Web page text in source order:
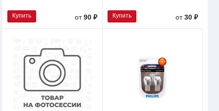
Купить от90 ₽ Купить от30 ₽